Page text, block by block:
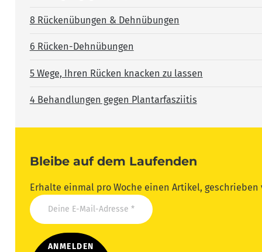
8 Rückenübungen & Dehnübungen
6 Rücken-Dehnübungen
5 Wege, Ihren Rücken knacken zu lassen
4 Behandlungen gegen Plantarfasziitis
Bleibe auf dem Laufenden
Erhalte einmal pro Woche einen Artikel,
ANMELDEN